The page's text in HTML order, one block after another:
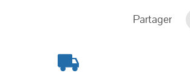
Partager